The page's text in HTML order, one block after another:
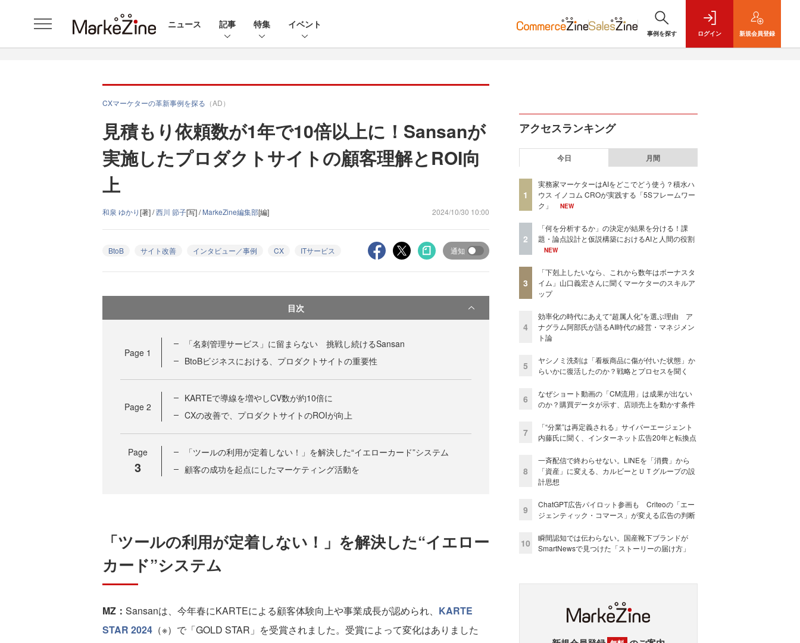
ニュース 記事 特集 イベント
事例を探す ログイン 新規会員登録
CXマーケターの革新事例を探る （AD）
見積もり依頼数が1年で10倍以上に！Sansanが
実施したプロダクトサイトの顧客理解とROI向
上
和泉 ゆかり[著] /西川 節子[写] /MarkeZine編集部[編] 2024/10/30 10:00
BtoB サイト改善 インタビュー／事例 CX ITサービス 通知
目次
Page 1
「名刺管理サービス」に留まらない 挑戦し続けるSansan
BtoBビジネスにおける、プロダクトサイトの重要性
Page 2
KARTEで導線を増やしCV数が約10倍に
CXの改善で、プロダクトサイトのROIが向上
Page
3
「ツールの利用が定着しない！」を解決した“イエローカード”システム
顧客の成功を起点にしたマーケティング活動を
「ツールの利用が定着しない！」を解決した“イエロー
カード”システム
MZ： Sansanは、今年春にKARTEによる顧客体験向上や事業成長が認められ、 KARTE
STAR 2024 （※）で「GOLD STAR」を受賞されました。受賞によって変化はありました
アクセスランキング
今日 月間
1
実務家マーケターはAIをどこでどう使う？積水ハ
ウス イノコム CROが実践する「5Sフレームワー
ク」
NEW
2
「何を分析するか」の決定が結果を分ける！課
題・論点設計と仮説構築におけるAIと人間の役割
NEW
3
「下剋上したいなら、これから数年はボーナスタ
イム」山口義宏さんに聞くマーケターのスキルア
ップ
4
効率化の時代にあえて“超属人化”を選ぶ理由 ア
ナグラム阿部氏が語るAI時代の経営・マネジメン
ト論
5
ヤシノミ洗剤は「看板商品に傷が付いた状態」か
らいかに復活したのか？戦略とプロセスを聞く
6
なぜショート動画の「CM流用」は成果が出ない
のか？購買データが示す、店頭売上を動かす条件
7
「“分業”は再定義される」サイバーエージェント
内藤氏に聞く、インターネット広告20年と転換点
8
一斉配信で終わらせない。LINEを「消費」から
「資産」に変える、カルビーとＵＴグループの設
計思想
9
ChatGPT広告パイロット参画も Criteoの「エー
ジェンティック・コマース」が変える広告の判断
10
瞬間認知では伝わらない。国産靴下ブランドが
SmartNewsで見つけた「ストーリーの届け方」